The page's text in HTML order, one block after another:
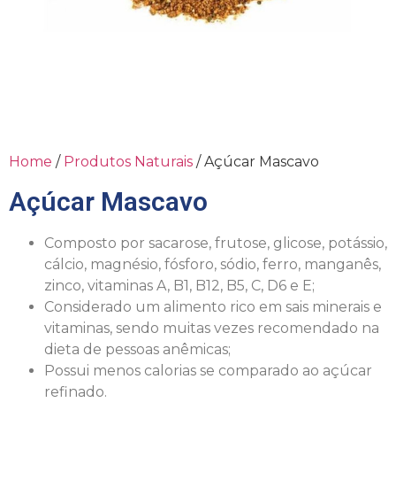
Home / Produtos Naturais / Açúcar Mascavo
Açúcar Mascavo
Composto por sacarose, frutose, glicose, potássio,
cálcio, magnésio, fósforo, sódio, ferro, manganês,
zinco, vitaminas A, B1, B12, B5, C, D6 e E;
Considerado um alimento rico em sais minerais e
vitaminas, sendo muitas vezes recomendado na
dieta de pessoas anêmicas;
Possui menos calorias se comparado ao açúcar
refinado.